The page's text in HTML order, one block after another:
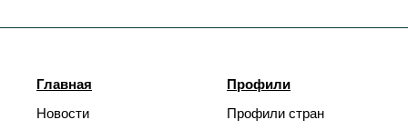
Главная
Новости
Профили
Профили стран